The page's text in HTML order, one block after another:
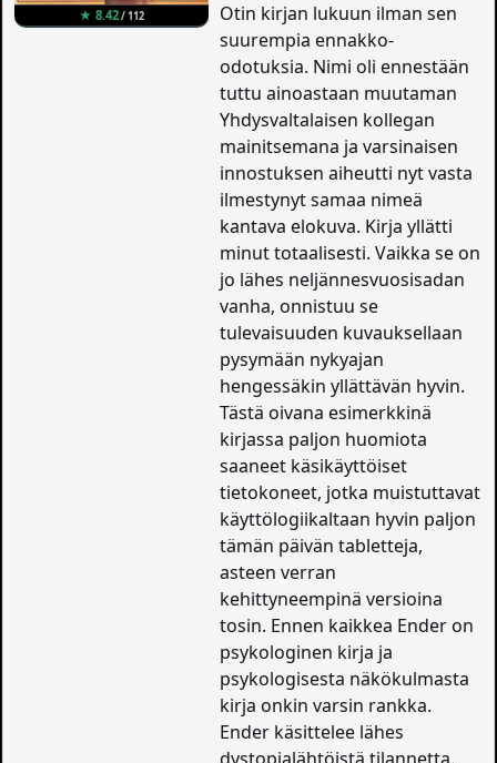
★ 8.42/ 112
Otin kirjan lukuun ilman sen
suurempia ennakko-
odotuksia. Nimi oli ennestään
tuttu ainoastaan muutaman
Yhdysvaltalaisen kollegan
mainitsemana ja varsinaisen
innostuksen aiheutti nyt vasta
ilmestynyt samaa nimeä
kantava elokuva. Kirja yllätti
minut totaalisesti. Vaikka se on
jo lähes neljännesvuosisadan
vanha, onnistuu se
tulevaisuuden kuvauksellaan
pysymään nykyajan
hengessäkin yllättävän hyvin.
Tästä oivana esimerkkinä
kirjassa paljon huomiota
saaneet käsikäyttöiset
tietokoneet, jotka muistuttavat
käyttölogiikaltaan hyvin paljon
tämän päivän tabletteja,
asteen verran
kehittyneempinä versioina
tosin. Ennen kaikkea Ender on
psykologinen kirja ja
psykologisesta näkökulmasta
kirja onkin varsin rankka.
Ender käsittelee lähes